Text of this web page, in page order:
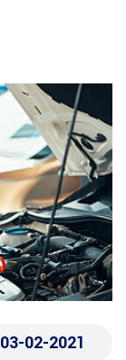
03-02-2021